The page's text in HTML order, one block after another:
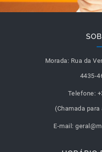
Morada: Rua da
4435-
Telefone:
(Chamada
E-mail: